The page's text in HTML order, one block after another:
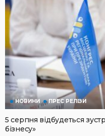
НОВИНИ ПРЕС РЕЛІЗИ
5 серпня відбудеться
бізнесу»